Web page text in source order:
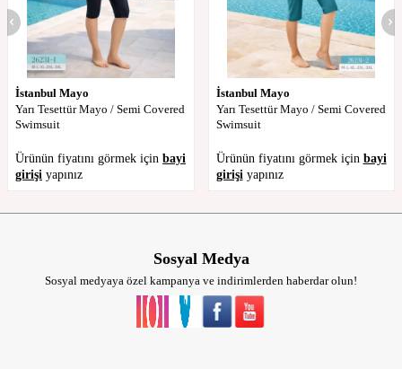
İstanbul Mayo
Yarı Tesettür Mayo / Semi Covered
Swimsuit
Ürünün fiyatını görmek için bayi
girişi yapınız
İstanbul Mayo
Yarı Tesettür Mayo / Semi Covered
Swimsuit
Ürünün fiyatını görmek için bayi
girişi yapınız
Sosyal Medya
Sosyal medyaya özel kampanya ve indirimlerden haberdar olun!